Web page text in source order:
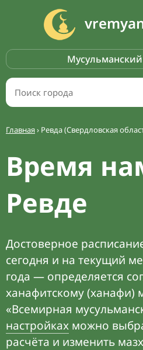
Главная› Ревда (Свердловская
Время
Ревде
Достоверное
сегодня и на текущий
года — определяется
ханафитскому (ханафи)
«Всемирная
настройках можно
расчёта и изменить